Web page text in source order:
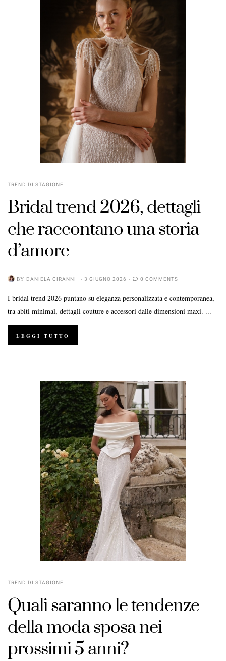
TREND DI STAGIONE
Bridal trend 2026, dettagli
che raccontano una storia
d’amore
BY DANIELA CIRANNI 3 GIUGNO 2026 0 COMMENTS
I bridal trend 2026 puntano su eleganza personalizzata e contemporanea,
tra abiti minimal, dettagli couture e accessori dalle dimensioni maxi. ...
LEGGI TUTTO
TREND DI STAGIONE
Quali saranno le tendenze
della moda sposa nei
prossimi 5 anni?